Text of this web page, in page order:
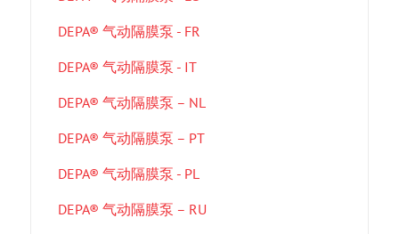
DEPA® 气动隔膜泵 - FR
DEPA® 气动隔膜泵 - IT
DEPA® 气动隔膜泵 – NL
DEPA® 气动隔膜泵 – PT
DEPA® 气动隔膜泵 - PL
DEPA® 气动隔膜泵 – RU